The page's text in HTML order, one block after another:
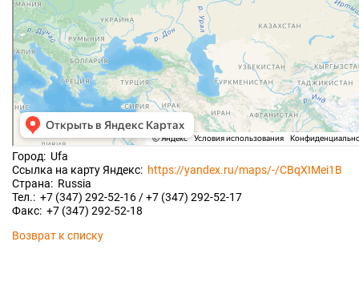
Город: Ufa
Ссылка на карту Яндекс: https://yandex.ru/maps/-/CBqXIMei1B
Страна: Russia
Тел.: +7 (347) 292-52-16 / +7 (347) 292-52-17
Факс: +7 (347) 292-52-18
Возврат к списку